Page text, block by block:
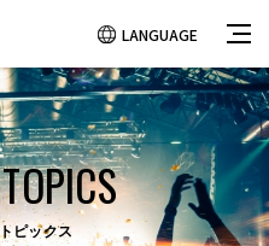
LANGUAGE
ピックス